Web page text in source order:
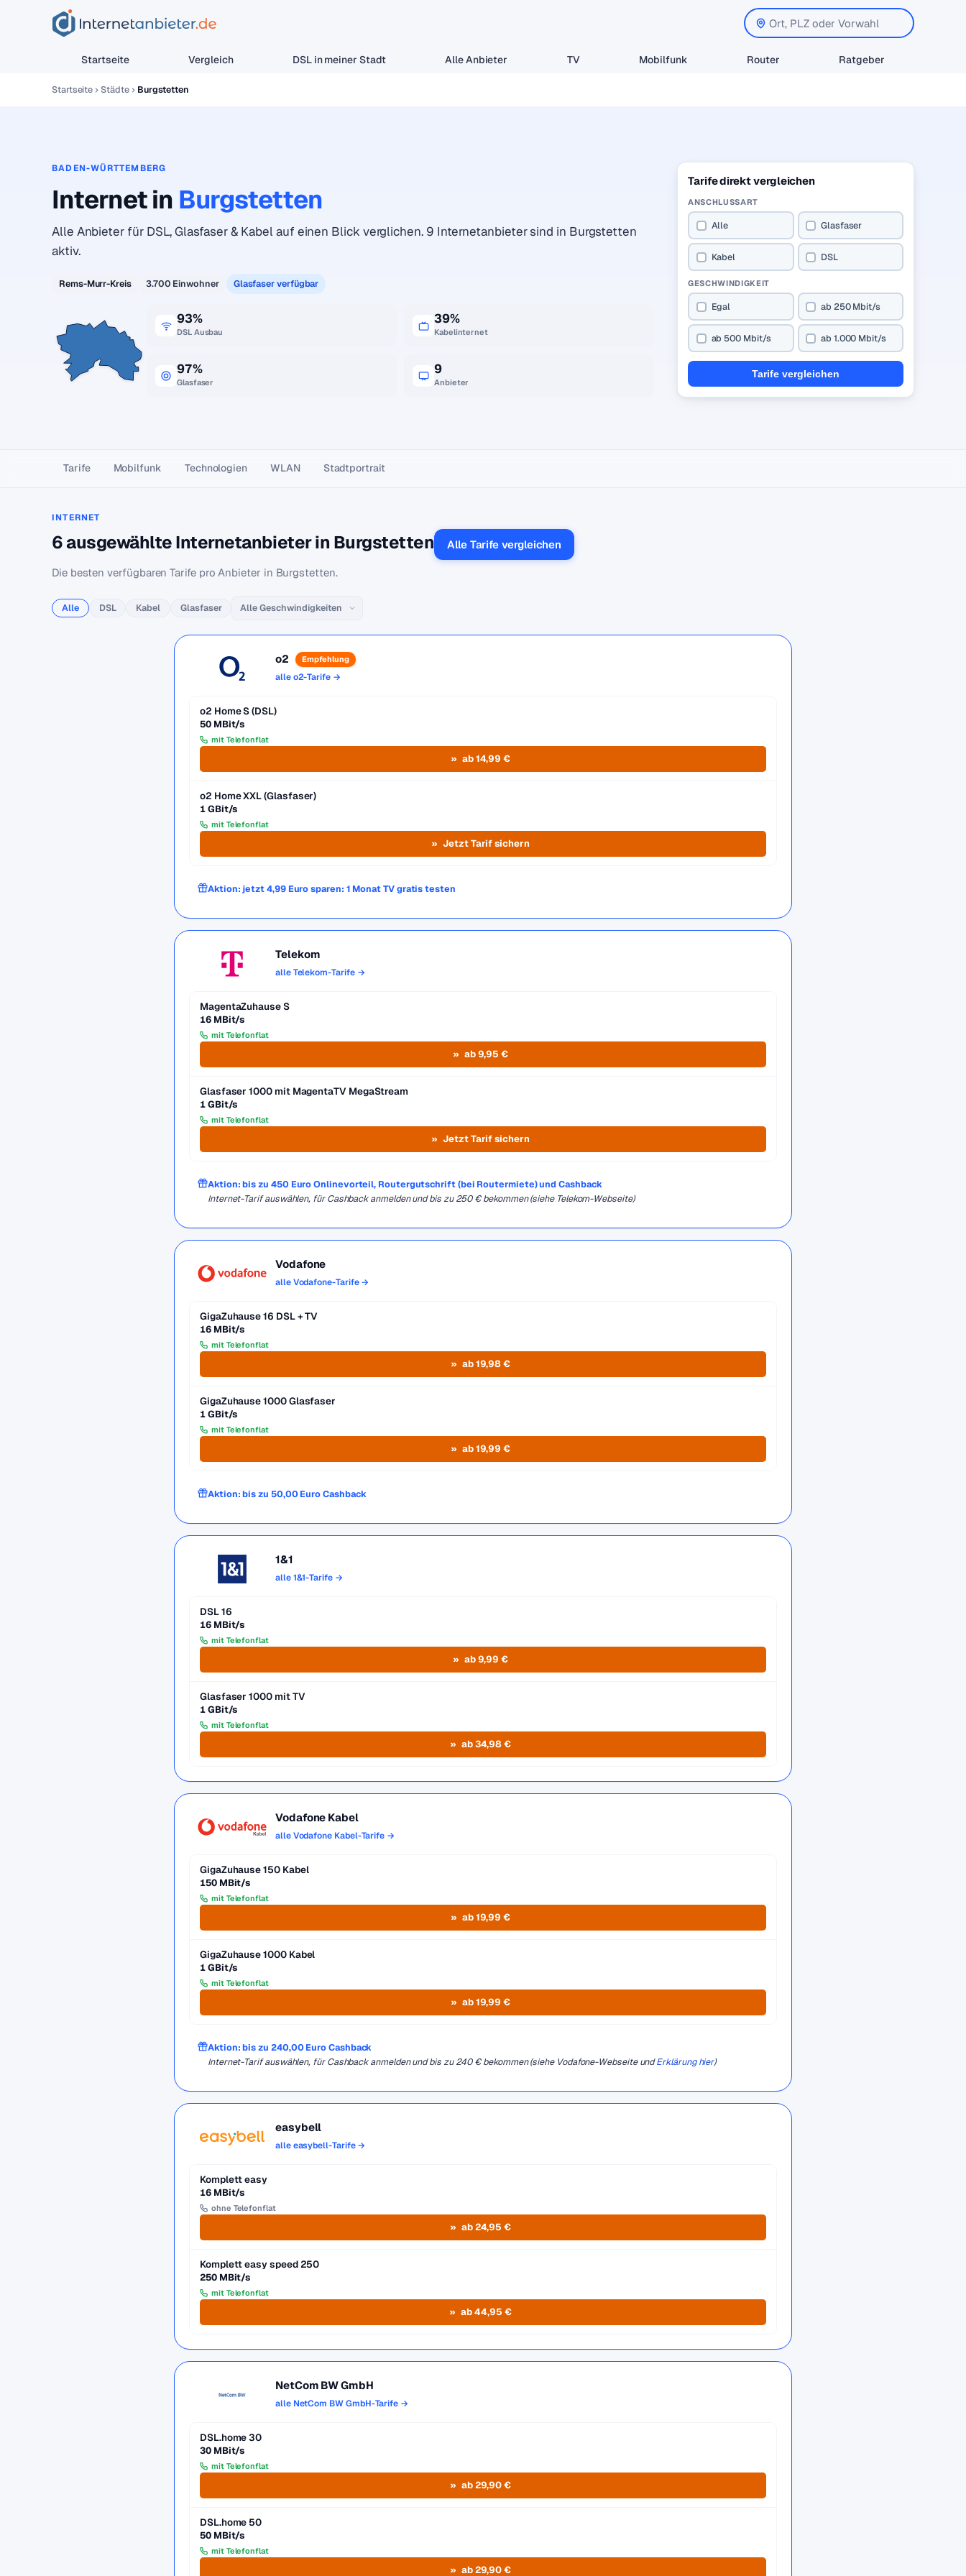
Startseite Vergleich DSL in meiner Stadt Alle Anbieter TV Mobilfunk Router Ratgeber
Startseite Städte Burgstetten
BADEN-WÜRTTEMBERG
Internet in Burgstetten
Alle Anbieter für DSL, Glasfaser & Kabel auf einen Blick verglichen. 9 Internetanbieter sind in Burgstetten
aktiv.
Rems-Murr-Kreis 3.700 Einwohner Glasfaser verfügbar
93%
DSL Ausbau
39%
Kabelinternet
97%
Glasfaser
9
Anbieter
Tarife direkt vergleichen
ANSCHLUSSART
Alle Glasfaser
Kabel DSL
GESCHWINDIGKEIT
Egal ab 250 Mbit/s
ab 500 Mbit/s ab 1.000 Mbit/s
Tarife vergleichen
Tarife Mobilfunk Technologien WLAN Stadtportrait
INTERNET
6 ausgewählte Internetanbieter in Burgstetten Alle Tarife vergleichen
Die besten verfügbaren Tarife pro Anbieter in Burgstetten.
Alle DSL Kabel Glasfaser
o2 Empfehlung
alle o2-Tarife →
o2 Home S (DSL)
50 MBit/s
mit Telefonflat
ab 14,99 €
o2 Home XXL (Glasfaser)
1 GBit/s
mit Telefonflat
Jetzt Tarif sichern
Aktion: jetzt 4,99 Euro sparen: 1 Monat TV gratis testen
Telekom
alle Telekom-Tarife →
MagentaZuhause S
16 MBit/s
mit Telefonflat
ab 9,95 €
Glasfaser 1000 mit MagentaTV MegaStream
1 GBit/s
mit Telefonflat
Jetzt Tarif sichern
Aktion: bis zu 450 Euro Onlinevorteil, Routergutschrift (bei Routermiete) und Cashback
Internet-Tarif auswählen, für Cashback anmelden und bis zu 250 € bekommen (siehe Telekom-Webseite)
Vodafone
alle Vodafone-Tarife →
GigaZuhause 16 DSL + TV
16 MBit/s
mit Telefonflat
ab 19,98 €
GigaZuhause 1000 Glasfaser
1 GBit/s
mit Telefonflat
ab 19,99 €
Aktion: bis zu 50,00 Euro Cashback
1&1
alle 1&1-Tarife →
DSL 16
16 MBit/s
mit Telefonflat
ab 9,99 €
Glasfaser 1000 mit TV
1 GBit/s
mit Telefonflat
ab 34,98 €
Vodafone Kabel
alle Vodafone Kabel-Tarife →
GigaZuhause 150 Kabel
150 MBit/s
mit Telefonflat
ab 19,99 €
GigaZuhause 1000 Kabel
1 GBit/s
mit Telefonflat
ab 19,99 €
Aktion: bis zu 240,00 Euro Cashback
Internet-Tarif auswählen, für Cashback anmelden und bis zu 240 € bekommen (siehe Vodafone-Webseite undErklärung hier)
easybell
alle easybell-Tarife →
Komplett easy
16 MBit/s
ohne Telefonflat
ab 24,95 €
Komplett easy speed 250
250 MBit/s
mit Telefonflat
ab 44,95 €
NetCom BW GmbH
alle NetCom BW GmbH-Tarife →
DSL.home 30
30 MBit/s
mit Telefonflat
ab 29,90 €
DSL.home 50
50 MBit/s
mit Telefonflat
ab 29,90 €